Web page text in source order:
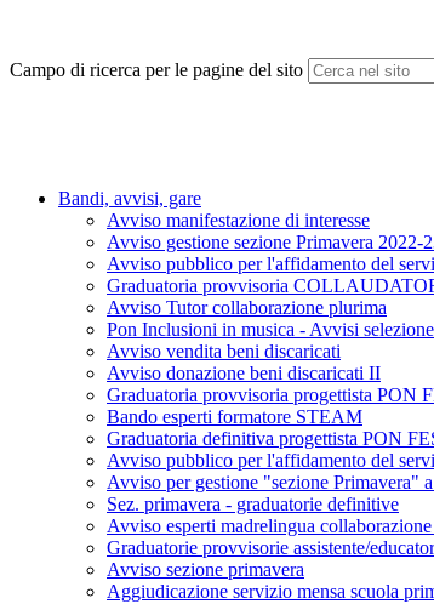
Campo di ricerca per le pagine del sito
Bandi, avvisi, gare
Avviso manifestazione di interesse
Avviso gestione sezione Primavera
Avviso pubblico per l'affidamento del
Graduatoria provvisoria
Avviso Tutor collaborazione plurima
Pon Inclusioni in musica - Avvisi selezione
Avviso vendita beni discaricati
Avviso donazione beni discaricati II
Graduatoria provvisoria progettista PON
Bando esperti formatore STEAM
Graduatoria definitiva progettista PON
Avviso pubblico per l'affidamento del
Avviso per gestione "sezione Primavera"
Sez. primavera - graduatorie definitive
Avviso esperti madrelingua
Graduatorie provvisorie assistente/
Avviso sezione primavera
Aggiudicazione servizio mensa scuola